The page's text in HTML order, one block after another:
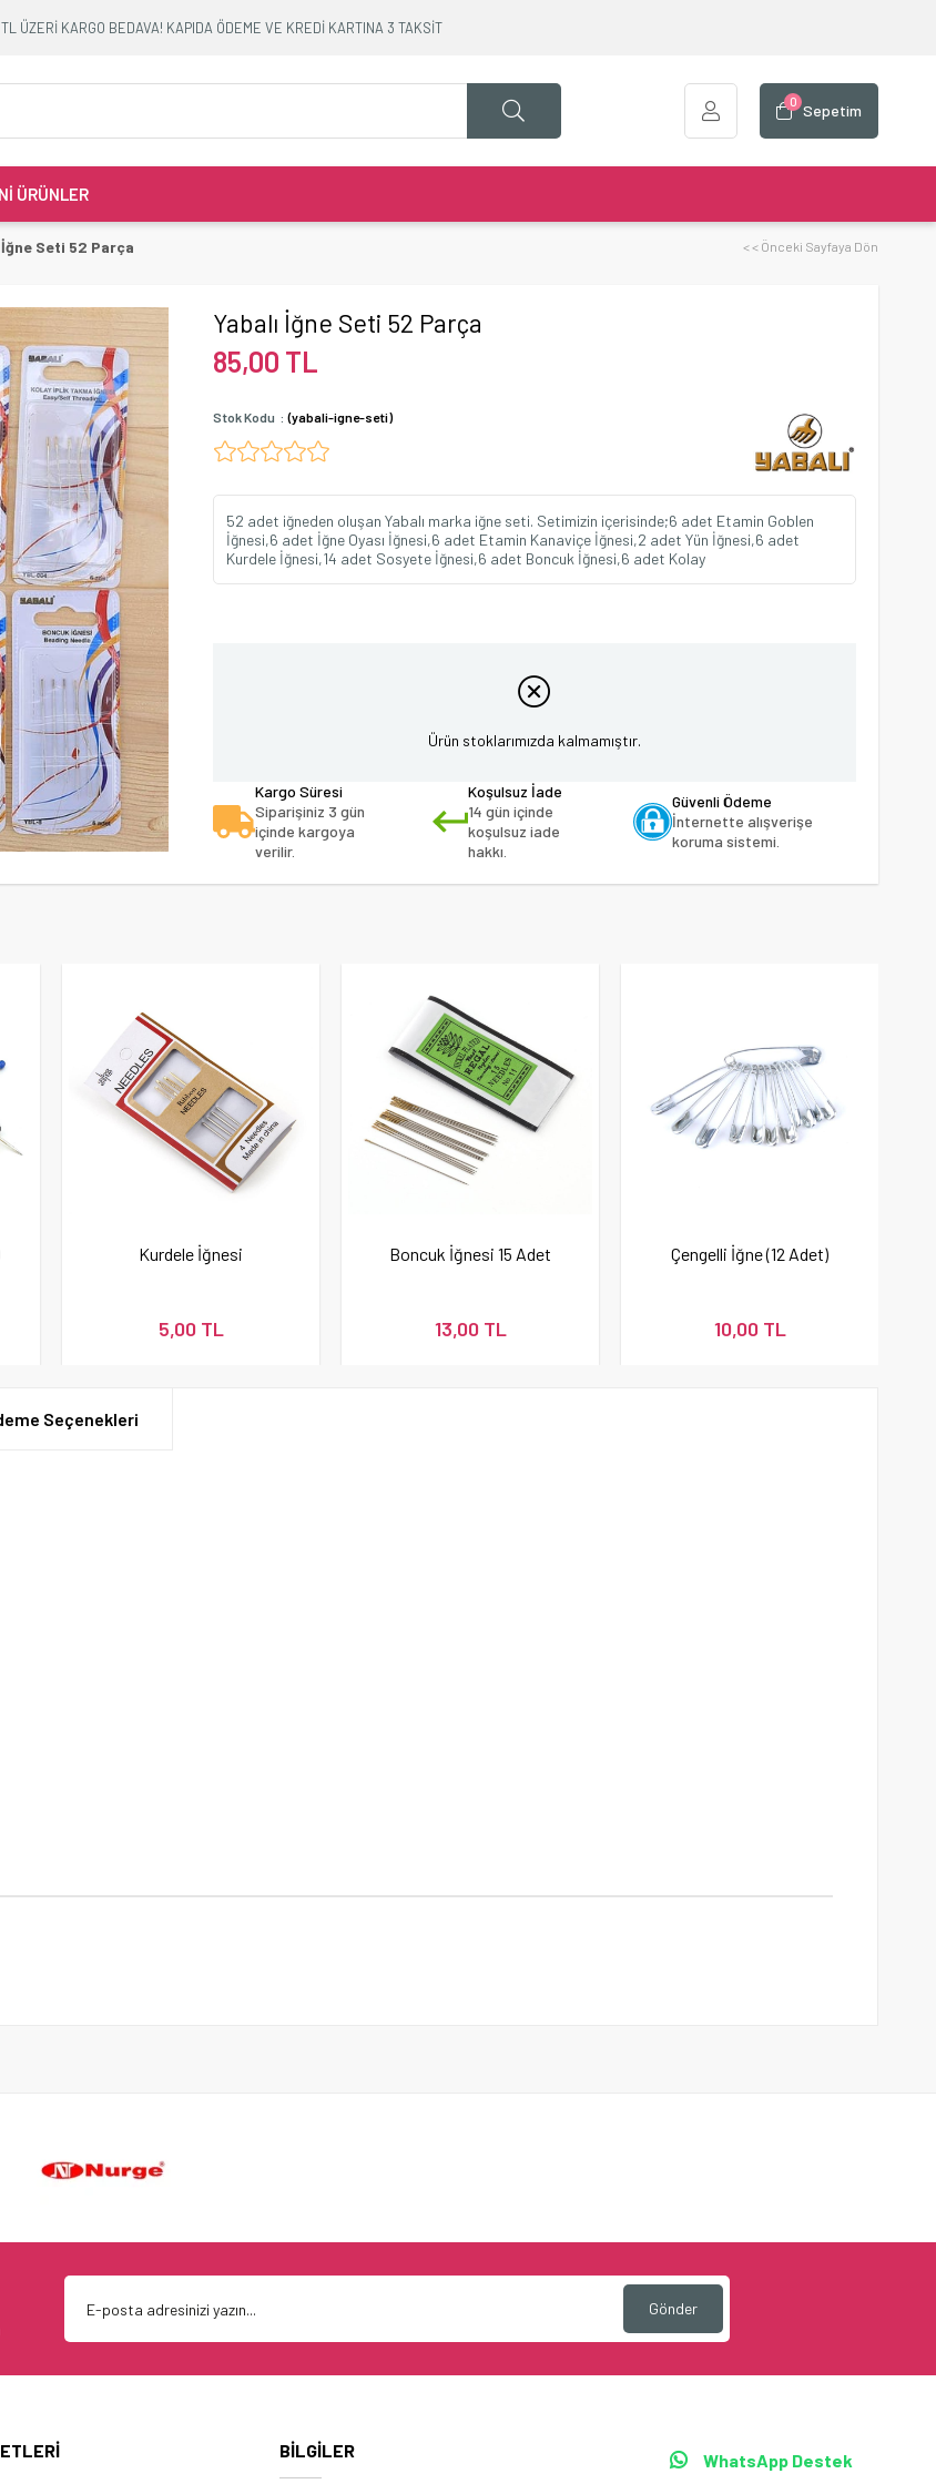
ÜZERİ KARGO BEDAVA! KAPIDA ÖDEME VE KREDİ KARTINA 3 TAKSİT
Sepetim
0
ÜRÜNLER
İğne Seti 52 Parça < < Önceki Sayfaya Dön
Yabalı İğne Seti 52 Parça
85,00 TL
Stok Kodu (yabali-igne-seti)
52 adet iğneden oluşan Yabalı marka iğne seti. Setimizin içerisinde;6 adet Etamin Goblen
İğnesi,6 adet İğne Oyası İğnesi,6 adet Etamin Kanaviçe İğnesi,2 adet Yün İğnesi,6 adet
Kurdele İğnesi,14 adet Sosyete İğnesi,6 adet Boncuk İğnesi,6 adet Kolay
Ürün stoklarımızda kalmamıştır.
Kargo Süresi
Siparişiniz 3 gün
içinde kargoya
verilir.
Koşulsuz İade
14 gün içinde
koşulsuz iade
hakkı.
Güvenli Ödeme
İnternette alışverişe
koruma sistemi.
Kurdele İğnesi
5,00 TL
Boncuk İğnesi 15 Adet
13,00 TL
Çengelli İğne (12 Adet)
10,00 TL
Seçenekleri
Gönder
BİLGİLER WhatsApp Destek